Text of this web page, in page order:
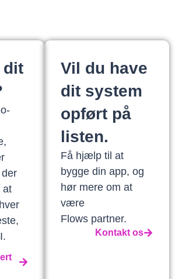
dit
at
Vil du have
dit system
opført på
listen.
Få hjælp til at
bygge din app, og
hør mere om at
være
Flows partner.
Kontakt os